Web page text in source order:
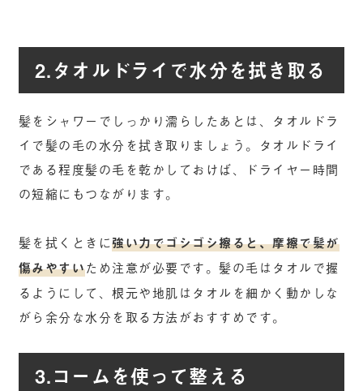
2.タオルドライで水分を拭き取る
髪をシャワーでしっかり濡らしたあとは、タオルドラ
イで髪の毛の水分を拭き取りましょう。タオルドライ
である程度髪の毛を乾かしておけば、ドライヤー時間
の短縮にもつながります。
髪を拭くときに強い力でゴシゴシ擦ると、摩擦で髪が
傷みやすいため注意が必要です。髪の毛はタオルで握
るようにして、根元や地肌はタオルを細かく動かしな
がら余分な水分を取る方法がおすすめです。
3.コームを使って整える